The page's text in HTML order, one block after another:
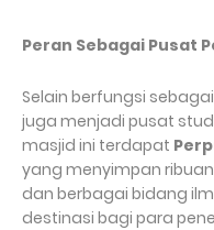
Peran Sebagai Pusat
Selain berfungsi
juga menjadi pusat
masjid ini terdapat
yang menyimpan
dan berbagai bidang
destinasi bagi para